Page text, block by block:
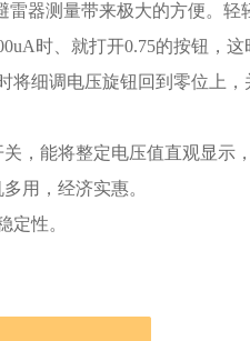
器测量带来极大的方便。
时、就打开0.75的按钮，
将细调电压旋钮回到零位上
，能将整定电压值直观显示
用，经济实惠。
定性。